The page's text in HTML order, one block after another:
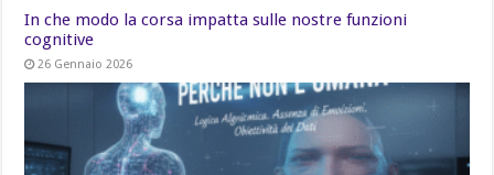
In che modo la corsa impatta sulle nostre funzioni
cognitive
26 Gennaio 2026